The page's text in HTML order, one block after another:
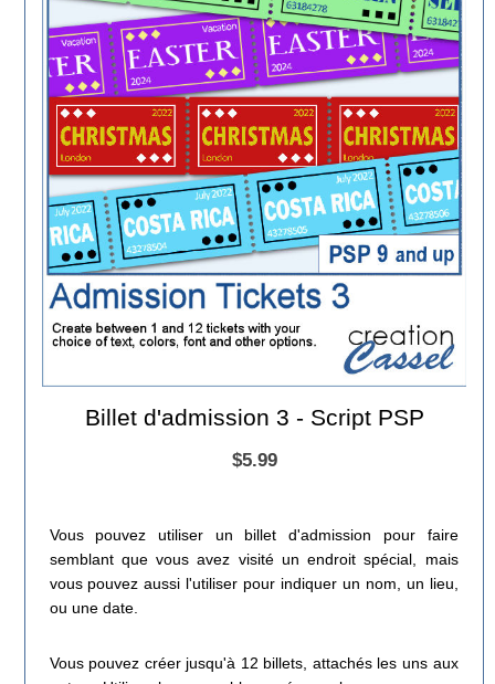
Billet d'admission 3 - Script PSP
$5.99
Vous pouvez utiliser un billet d'admission pour faire
semblant que vous avez visité un endroit spécial, mais
vous pouvez aussi l'utiliser pour indiquer un nom, un lieu,
ou une date.
Vous pouvez créer jusqu'à 12 billets, attachés les uns aux